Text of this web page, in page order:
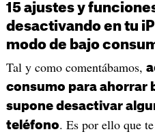
15 ajustes y
desactivando en tu
modo de bajo
Tal y como comentábamos,
consumo para ahorrar
supone desactivar
teléfono. Es por ello que